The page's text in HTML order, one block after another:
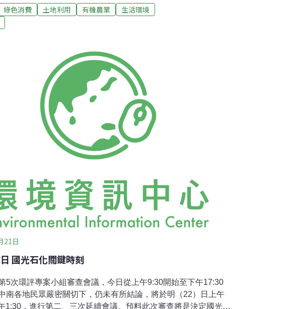
第一個地球日於焉誕生。40年後，有一群人反省「人與土地」
係，並試圖透過「農學市集」的方式，重建以「友善環境」及
本的消費網絡。時屆地球日前夕，我們該如何透過再平常不過
生活：「友善環境」的體現「這些我都知道！」午後天母農學
、與工作夥伴開會、媒體採訪，大小事讓楊儒門忙得不亦樂
易歇會兒，椅子還沒坐熱的他，筆者問及這個開幕屆滿一年的
，如何實踐「對環境友善」時，楊儒門又跳了起來，飛快地指
紹、細數每張桌椅
綠色消費 土地利用 有機農業
生活環境
21日
國光石化關鍵時刻
5次環評專案小組審查會議，今日從上午9:30開始至下午17:30
南各地民眾嚴密關切下，仍未有所結論，將於明（22）日上午
1:30，進行第二、三次延續會議。預料此次審查將是決定國光石